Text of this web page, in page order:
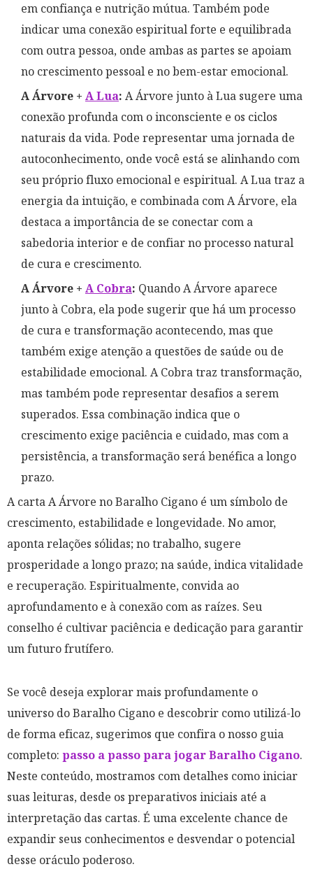
em confiança e nutrição mútua. Também pode
indicar uma conexão espiritual forte e equilibrada
com outra pessoa, onde ambas as partes se apoiam
no crescimento pessoal e no bem-estar emocional.
A Árvore + A Lua: A Árvore junto à Lua sugere uma
conexão profunda com o inconsciente e os ciclos
naturais da vida. Pode representar uma jornada de
autoconhecimento, onde você está se alinhando com
seu próprio fluxo emocional e espiritual. A Lua traz a
energia da intuição, e combinada com A Árvore, ela
destaca a importância de se conectar com a
sabedoria interior e de confiar no processo natural
de cura e crescimento.
A Árvore + A Cobra: Quando A Árvore aparece
junto à Cobra, ela pode sugerir que há um processo
de cura e transformação acontecendo, mas que
também exige atenção a questões de saúde ou de
estabilidade emocional. A Cobra traz transformação,
mas também pode representar desafios a serem
superados. Essa combinação indica que o
crescimento exige paciência e cuidado, mas com a
persistência, a transformação será benéfica a longo
prazo.
A carta A Árvore no Baralho Cigano é um símbolo de
crescimento, estabilidade e longevidade. No amor,
aponta relações sólidas; no trabalho, sugere
prosperidade a longo prazo; na saúde, indica vitalidade
e recuperação. Espiritualmente, convida ao
aprofundamento e à conexão com as raízes. Seu
conselho é cultivar paciência e dedicação para garantir
um futuro frutífero.
Se você deseja explorar mais profundamente o
universo do Baralho Cigano e descobrir como utilizá-lo
de forma eficaz, sugerimos que confira o nosso guia
completo: passo a passo para jogar Baralho Cigano.
Neste conteúdo, mostramos com detalhes como iniciar
suas leituras, desde os preparativos iniciais até a
interpretação das cartas. É uma excelente chance de
expandir seus conhecimentos e desvendar o potencial
desse oráculo poderoso.